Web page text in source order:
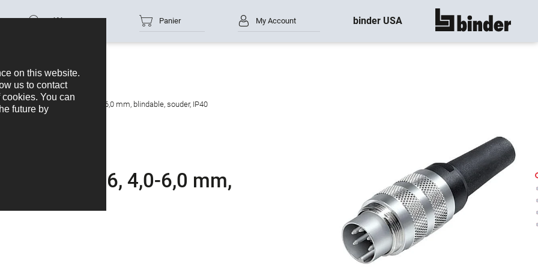
Référence Panier My Account binder USA montre tout
mâle, Contacts: 16, 4,0-6,0 mm, blindable, souder, IP40
16, 4,0-6,0 mm,